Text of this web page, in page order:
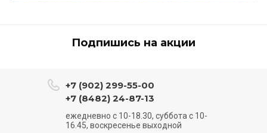
Подпишись на акции
+7 (902) 299-55-00
+7 (8482) 24-87-13
ежедневно с 10-18.30, суббота с 10-
16.45, воскресенье выходной